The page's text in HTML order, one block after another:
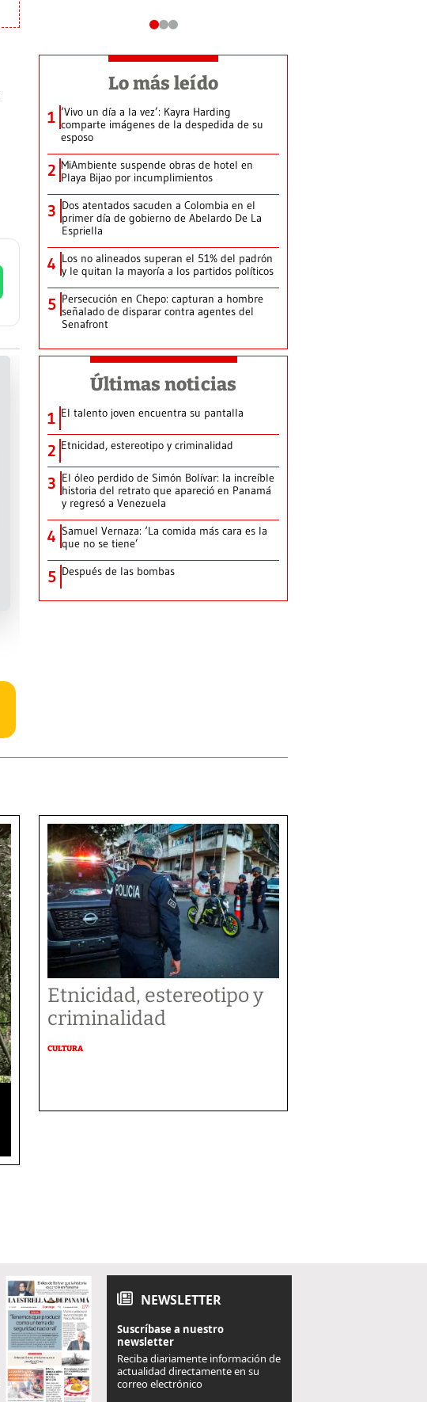
Lo más leído
1 ‘Vivo un día a la vez’: Kayra Harding
comparte imágenes de la despedida de su
esposo
2 MiAmbiente suspende obras de hotel en
Playa Bijao por incumplimientos
3 Dos atentados sacuden a Colombia en el
primer día de gobierno de Abelardo De La
Espriella
4 Los no alineados superan el 51% del padrón
y le quitan la mayoría a los partidos políticos
5 Persecución en Chepo: capturan a hombre
señalado de disparar contra agentes del
Senafront
Últimas noticias
1 El talento joven encuentra su pantalla​
2 Etnicidad, estereotipo y criminalidad
3 El óleo perdido de Simón Bolívar: la increíble
historia del retrato que apareció en Panamá
y regresó a Venezuela
4 Samuel Vernaza: ‘La comida más cara es la
que no se tiene’
5 Después de las bombas
Etnicidad, estereotipo y
criminalidad
CULTURA
NEWSLETTER
Suscríbase a nuestro
newsletter
Reciba diariamente información de
actualidad directamente en su
correo electrónico